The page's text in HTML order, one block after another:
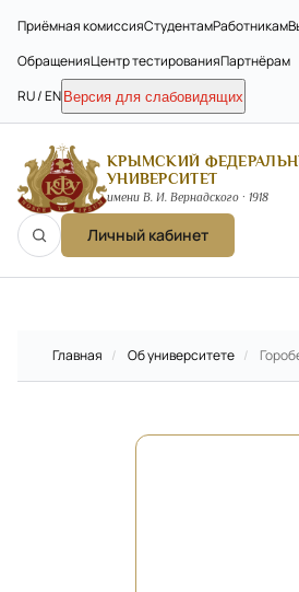
Приёмная комиссияСтудентамРаботникам
ОбращенияЦентр тестированияПартнёрам
RU / EN Версия для слабовидящих
КРЫМСКИЙ
УНИВЕРСИТЕТ
имени В. И. Вернадского · 1918
Личный кабинет
Главная / Об университете /